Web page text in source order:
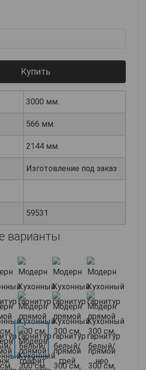
Купить
3000 мм.
566 мм.
2144 мм.
Изготовление под заказ
59531
варианты